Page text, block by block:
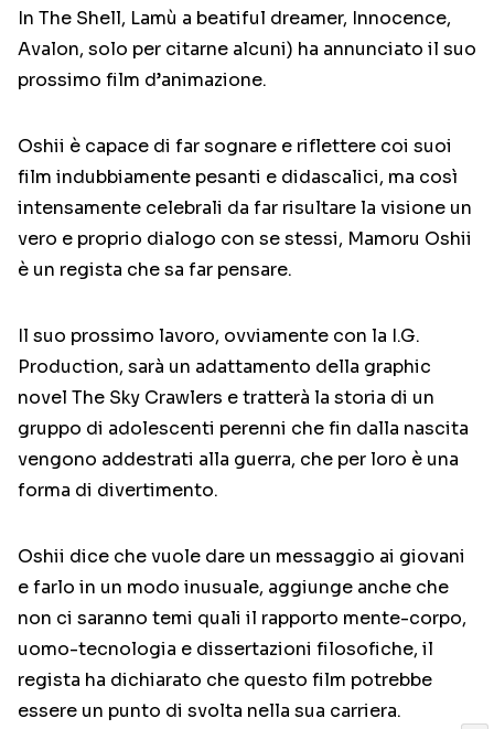
In The Shell, Lamù a beatiful dreamer, Innocence,
Avalon, solo per citarne alcuni) ha annunciato il suo
prossimo film d’animazione.
Oshii è capace di far sognare e riflettere coi suoi
film indubbiamente pesanti e didascalici, ma così
intensamente celebrali da far risultare la visione un
vero e proprio dialogo con se stessi, Mamoru Oshii
è un regista che sa far pensare.
Il suo prossimo lavoro, ovviamente con la I.G.
Production, sarà un adattamento della graphic
novel The Sky Crawlers e tratterà la storia di un
gruppo di adolescenti perenni che fin dalla nascita
vengono addestrati alla guerra, che per loro è una
forma di divertimento.
Oshii dice che vuole dare un messaggio ai giovani
e farlo in un modo inusuale, aggiunge anche che
non ci saranno temi quali il rapporto mente-corpo,
uomo-tecnologia e dissertazioni filosofiche, il
regista ha dichiarato che questo film potrebbe
essere un punto di svolta nella sua carriera.